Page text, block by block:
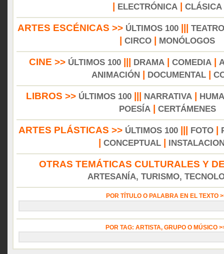
ELECTRÓNICA CLÁSICA
ARTES ESCÉNICAS >> ÚLTIMOS 100||| TEATRO
CIRCO MONÓLOGOS
CINE >> ÚLTIMOS 100 DRAMA COMEDIA
ANIMACIÓN
DOCUMENTAL|
LIBROS >> ÚLTIMOS 100 NARRATIVA
POESÍA| CERTÁMENES
ARTES PLÁSTICAS >> ÚLTIMOS 100 FOTO
CONCEPTUAL
OTRAS TEMÁTICAS CULTURALES Y
ARTESANÍA, TURISMO,
POR TÍTULO O PALABRA EN EL TEXTO
POR TAG: ARTISTA, GRUPO O MÚSICO